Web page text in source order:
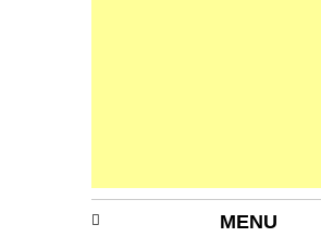
MENU